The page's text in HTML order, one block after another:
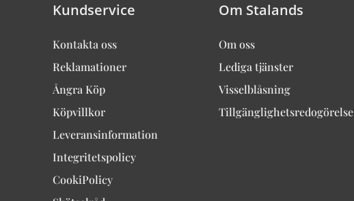
Kundservice
Kontakta oss
Reklamationer
Ångra Köp
Köpvillkor
Leveransinformation
Integritetspolicy
CookiPolicy
Om Stalands
Om oss
Lediga tjänster
Visselblåsning
Tillgänglighetsredogörelse